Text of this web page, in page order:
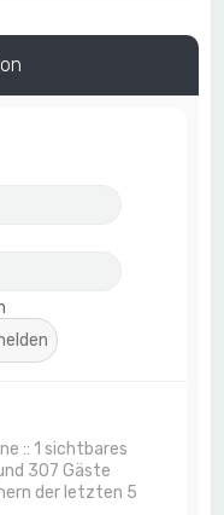
:: 1 sichtbares
307 Gäste
der letzten 5